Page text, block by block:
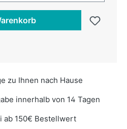
zu Ihnen nach Hause
innerhalb von 14 Tagen
ab 150€ Bestellwert